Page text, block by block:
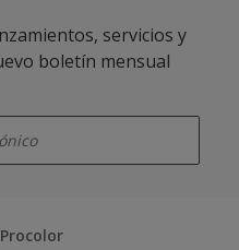
servicios y
boletín mensual